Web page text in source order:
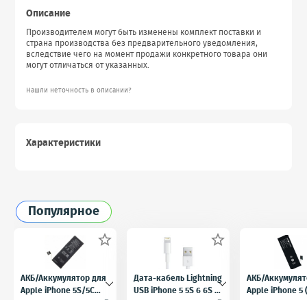
Описание
Производителем могут быть изменены комплект поставки и
страна производства без предварительного уведомления,
вследствие чего на момент продажи конкретного товара они
могут отличаться от указанных.
Нашли неточность в описании?
Характеристики
Популярное

АКБ/Аккумулятор для
Apple iPhone 5S/5C

Дата-кабель Lightning
USB iPhone 5 5S 6 6S 7
АКБ/
Apple iPhone